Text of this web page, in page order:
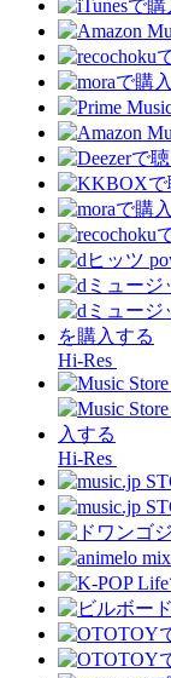
Hi-Res
Hi-Res